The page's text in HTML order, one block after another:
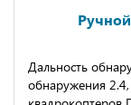
Дальность
обнаружения